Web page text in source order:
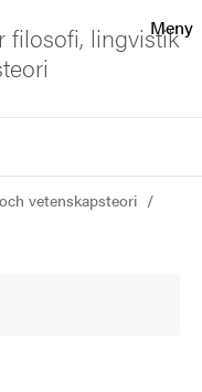
Meny
filosofi, lingvistik
vetenskapsteori